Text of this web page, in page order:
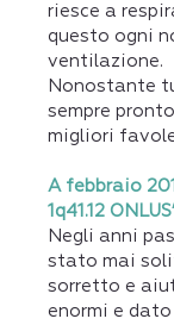
riesce a
questo ogni
ventilazione.
Nonostante
sempre
migliori
A febbraio
1q41.12
Negli anni
stato mai
sorretto e
enormi e